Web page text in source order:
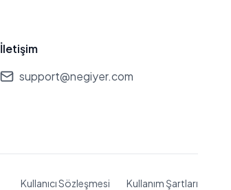
İletişim
support@negiyer.com
Kullanıcı Sözleşmesi Kullanım Şartları